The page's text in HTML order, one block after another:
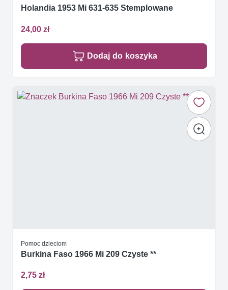
Holandia 1953 Mi 631-635 Stemplowane
24,00 zł
Dodaj do koszyka
Pomoc dzieciom
Burkina Faso 1966 Mi 209 Czyste **
2,75 zł